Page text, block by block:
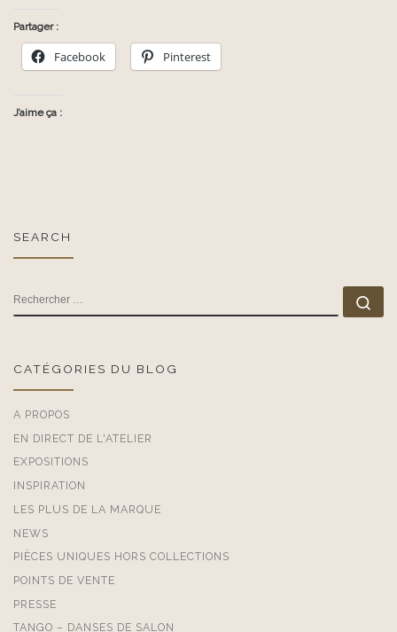
Partager :
Facebook Pinterest
J’aime ça :
SEARCH
RECHERCHER
CATÉGORIES DU BLOG
A PROPOS
EN DIRECT DE L'ATELIER
EXPOSITIONS
INSPIRATION
LES PLUS DE LA MARQUE
NEWS
PIÈCES UNIQUES HORS COLLECTIONS
POINTS DE VENTE
PRESSE
TANGO – DANSES DE SALON